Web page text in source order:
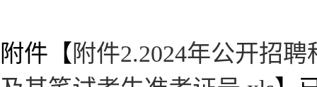
附件【 附件2.2024年公开招